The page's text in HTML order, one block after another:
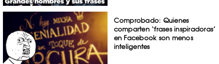
Comprobado: Quienes
comparten ‘frases inspiradoras’
en Facebook son menos
inteligentes